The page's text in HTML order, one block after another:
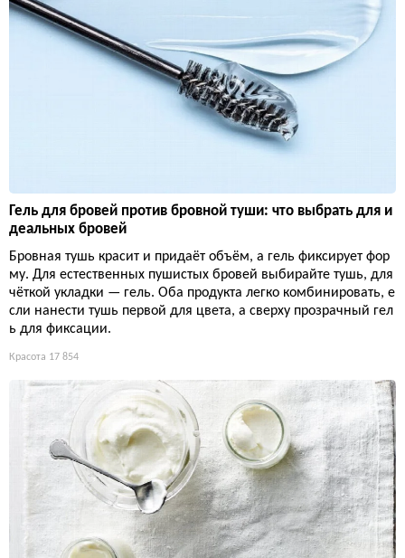
Гель для бровей против бровной туши: что выбрать для и
деальных бровей
Бровная тушь красит и придаёт объём, а гель фиксирует фор
му. Для естественных пушистых бровей выбирайте тушь, для
чёткой укладки — гель. Оба продукта легко комбинировать, е
сли нанести тушь первой для цвета, а сверху прозрачный гел
ь для фиксации.
Красота 17 854